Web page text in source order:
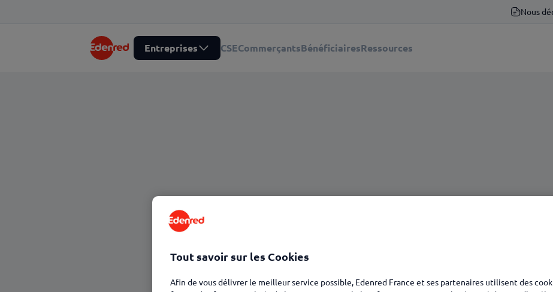
Nous
Entreprises CSECommerçantsBénéficiairesRessources
Tout savoir sur les Cookies
Afin de vous délivrer le meilleur service possible, Edenred France et ses partenaires utilisent des